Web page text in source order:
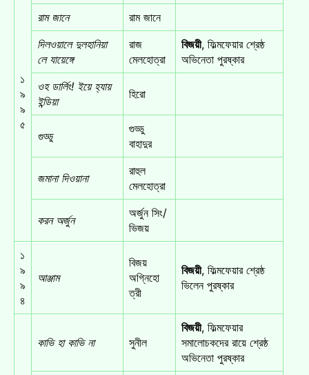
১
৯
৯
৫
রাম জানে
রাম জানে
দিলওয়ালে দুলহানিয়া
লে যায়েঙ্গে
রাজ
মেলহোত্রা
বিজয়ী, ফিল্মফেয়ার শ্রেষ্ঠ
অভিনেতা পুরষ্কার
ওহ ডার্লিং! ইয়ে হ্যায়
ইন্ডিয়া
হিরো
গুড্ডু
গুড্ডু
বাহাদুর
জমানা দিওয়ানা
রাহুল
মেলহোত্রা
করন অর্জুন
অর্জুন সিং/
ভিজয়
১
৯
৯
৪
আঞ্জাম
বিজয়
অগ্নিহো
ত্রী
বিজয়ী, ফিল্মফেয়ার শ্রেষ্ঠ
ভিলেন পুরষ্কার
কাভি হা কাভি না সুনীল
বিজয়ী, ফিল্মফেয়ার
সমালোচকদের রায়ে শ্রেষ্ঠ
অভিনেতা পুরষ্কার